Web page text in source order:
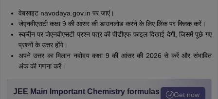
वेबसाइट navodaya.gov.in पर जाएं।
जेएनवीएसटी कक्षा 9 की आंसर की डाउनलोड करने के लिए लिंक पर क्लिक करें।
स्क्रीन पर जेएनवीएसटी प्रश्न पत्र की पीडीएफ फाइल दिखाई देगी, जिसमें पूछे गए
प्रश्नों के उत्तर होंगे।
अपने उत्तर का मिलान नवोदय कक्षा 9 की आंसर की 2026 से करें और संभावित
अंक की गणना करें।
JEE Main Important Chemistry formulas Get now